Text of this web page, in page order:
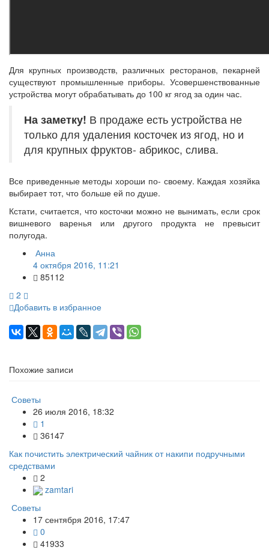
Для крупных производств, различных ресторанов, пекарней
существуют промышленные приборы. Усовершенствованные
устройства могут обрабатывать до 100 кг ягод за один час.
На заметку! В продаже есть устройства не
только для удаления косточек из ягод, но и
для крупных фруктов- абрикос, слива.
Все приведенные методы хороши по- своему. Каждая хозяйка
выбирает тот, что больше ей по душе.
Кстати, считается, что косточки можно не вынимать, если срок
вишневого варенья или другого продукта не превысит
полугода.
Анна
4 октября 2016, 11:21
85112
2
Добавить в избранное
Похожие записи
Советы
26 июля 2016, 18:32
1
36147
Как почистить электрический чайник от накипи подручными
средствами
2
zamtari
Советы
17 сентября 2016, 17:47
0
41933